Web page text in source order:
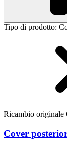
Tipo di prodotto:
Ricambio originale
Cover